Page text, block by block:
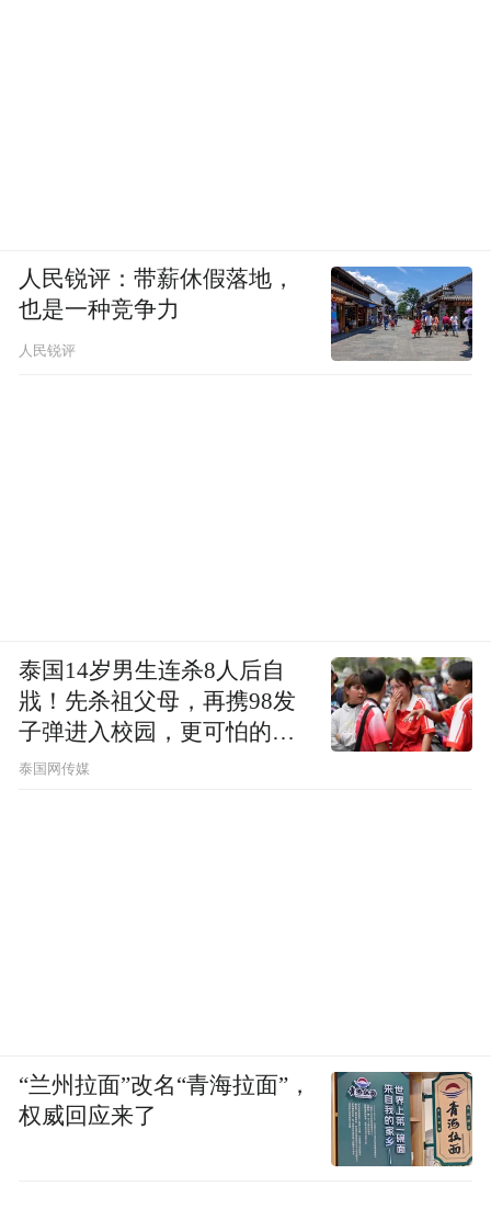
人民锐评：带薪休假落地，
也是一种竞争力
人民锐评
泰国14岁男生连杀8人后自
戕！先杀祖父母，再携98发
子弹进入校园，更可怕的细
节公布了
泰国网传媒
“兰州拉面”改名“青海拉面”，
权威回应来了